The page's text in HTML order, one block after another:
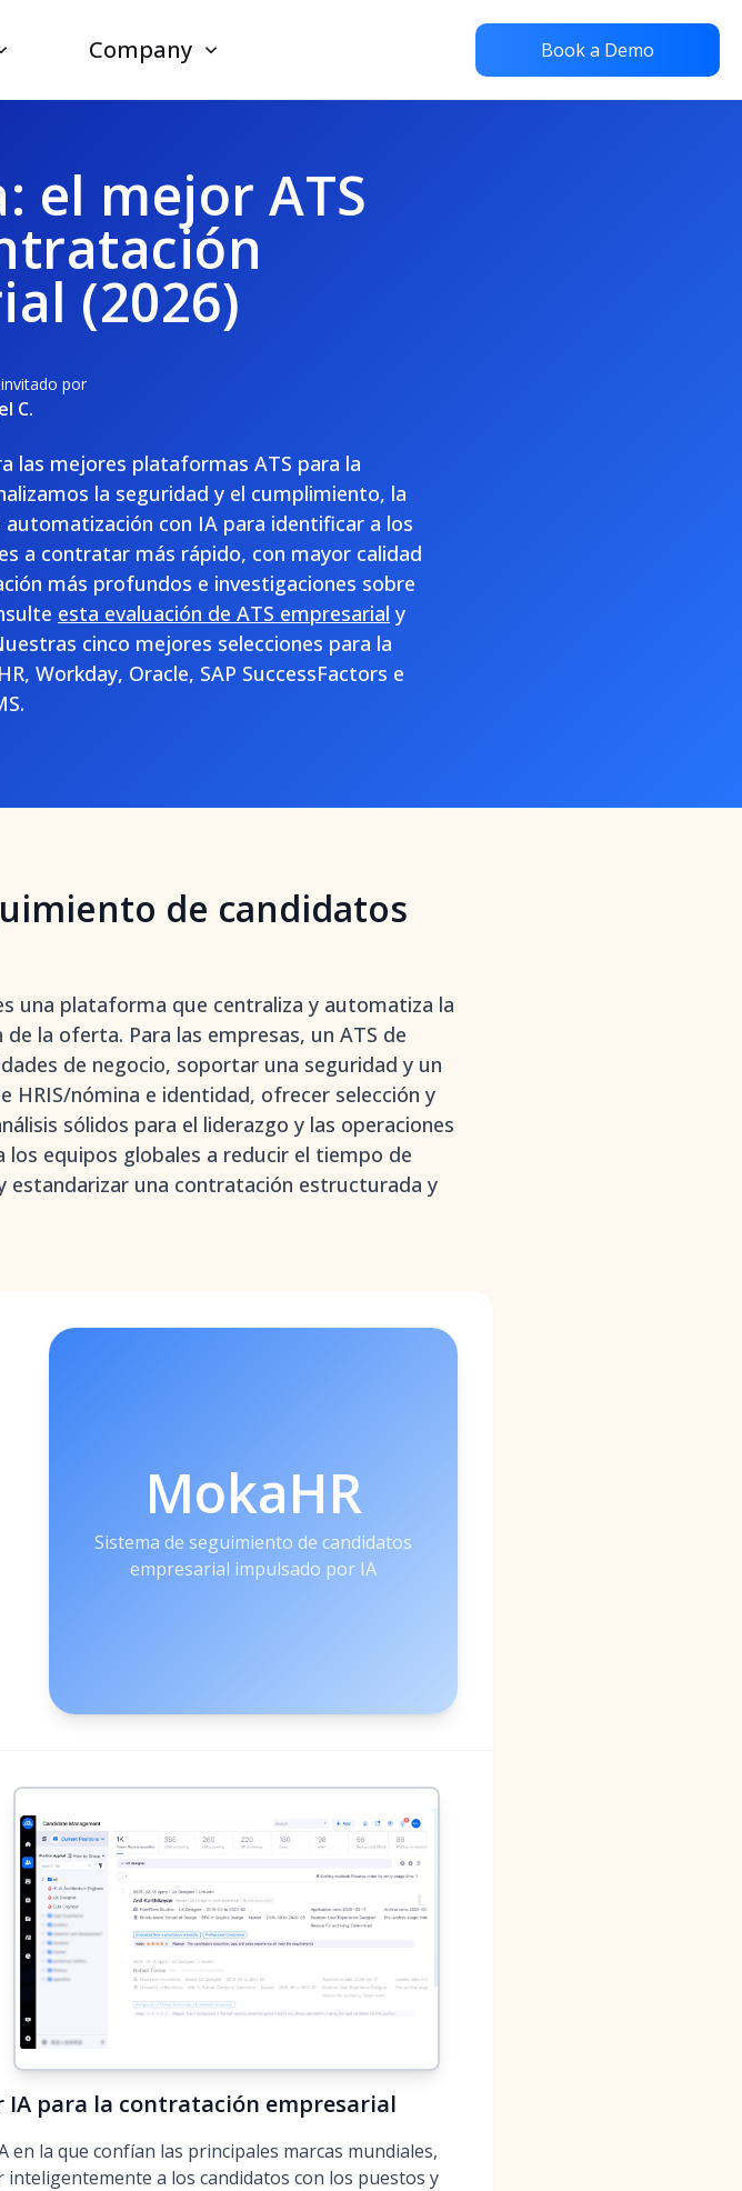
Company Book a Demo
el mejor ATS
(2026)
por
C.
las mejores plataformas ATS para la
la seguridad y el cumplimiento, la
automatización con IA para identificar a los
a contratar más rápido, con mayor calidad
más profundos e investigaciones sobre
esta evaluación de ATS empresarial y
cinco mejores selecciones para la
Workday, Oracle, SAP SuccessFactors e
de candidatos
una plataforma que centraliza y automatiza la
la oferta. Para las empresas, un ATS de
de negocio, soportar una seguridad y un
nómina e identidad, ofrecer selección y
sólidos para el liderazgo y las operaciones
los equipos globales a reducir el tiempo de
estandarizar una contratación estructurada y
MokaHR
Sistema de seguimiento de candidatos
empresarial impulsado por IA
IA para la contratación empresarial
la que confían las principales marcas mundiales,
a los candidatos con los puestos y